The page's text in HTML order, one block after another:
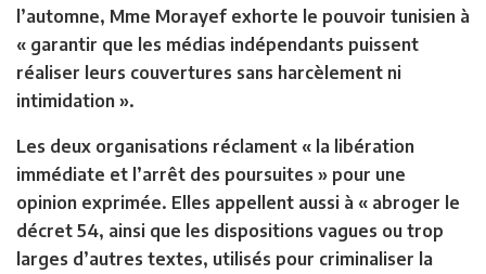
l’automne, Mme Morayef exhorte le pouvoir tunisien à
« garantir que les médias indépendants puissent
réaliser leurs couvertures sans harcèlement ni
intimidation ».
Les deux organisations réclament « la libération
immédiate et l’arrêt des poursuites » pour une
opinion exprimée. Elles appellent aussi à « abroger le
décret 54, ainsi que les dispositions vagues ou trop
larges d’autres textes, utilisés pour criminaliser la